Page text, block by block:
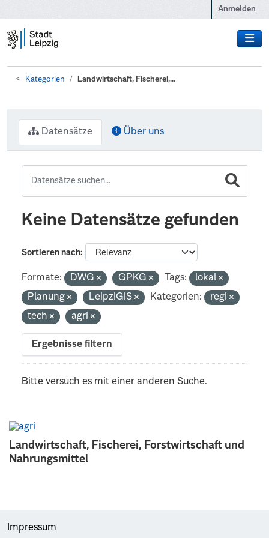
Anmelden
Kategorien Landwirtschaft, Fischerei,...
Landwirtschaft, Fischerei, Forstwirtschaft und
Nahrungsmittel
Datensätze Über uns
Keine Datensätze gefunden
Sortieren nach
Formate: DWG GPKG Tags:
lokal
Planung
LeipziGIS Kategorien:
regi
tech
agri
Ergebnisse filtern
Bitte versuch es mit einer anderen Suche.
Impressum